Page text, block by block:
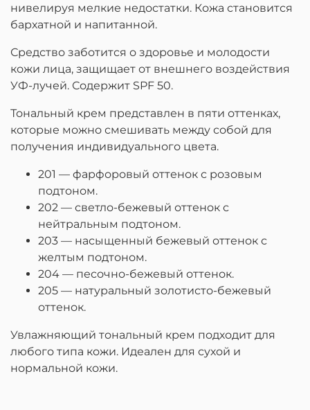
нивелируя мелкие недостатки. Кожа становится
бархатной и напитанной.
Средство заботится о здоровье и молодости
кожи лица, защищает от внешнего воздействия
УФ-лучей. Содержит SPF 50.
Тональный крем представлен в пяти оттенках,
которые можно смешивать между собой для
получения индивидуального цвета.
201 — фарфоровый оттенок с розовым
подтоном.
202 — светло-бежевый оттенок с
нейтральным подтоном.
203 — насыщенный бежевый оттенок с
желтым подтоном.
204 — песочно-бежевый оттенок.
205 — натуральный золотисто-бежевый
оттенок.
Увлажняющий тональный крем подходит для
любого типа кожи. Идеален для сухой и
нормальной кожи.